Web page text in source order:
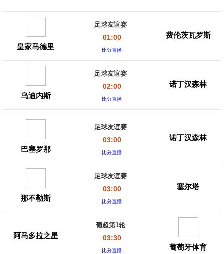
皇家马德里
足球友谊赛
01:00
比分直播
费伦茨瓦罗斯
乌迪内斯
足球友谊赛
02:00
比分直播
诺丁汉森林
巴塞罗那
足球友谊赛
03:00
比分直播
诺丁汉森林
那不勒斯
足球友谊赛
03:00
比分直播
塞尔塔
阿马多拉之星
葡超第1轮
03:30
比分直播 葡萄牙体育